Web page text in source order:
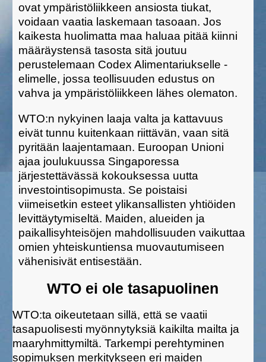
ovat ympäristöliikkeen ansiosta tiukat,
voidaan vaatia laskemaan tasoaan. Jos
kaikesta huolimatta maa haluaa pitää kiinni
määräystensä tasosta sitä joutuu
perustelemaan Codex Alimentariukselle -
elimelle, jossa teollisuuden edustus on
vahva ja ympäristöliikkeen lähes olematon.
WTO:n nykyinen laaja valta ja kattavuus
eivät tunnu kuitenkaan riittävän, vaan sitä
pyritään laajentamaan. Euroopan Unioni
ajaa joulukuussa Singaporessa
järjestettävässä kokouksessa uutta
investointisopimusta. Se poistaisi
viimeisetkin esteet ylikansallisten yhtiöiden
levittäytymiseltä. Maiden, alueiden ja
paikallisyhteisöjen mahdollisuuden vaikuttaa
omien yhteiskuntiensa muovautumiseen
vähenisivät entisestään.
WTO ei ole tasapuolinen
WTO:ta oikeutetaan sillä, että se vaatii
tasapuolisesti myönnytyksiä kaikilta mailta ja
maaryhmittymiltä. Tarkempi perehtyminen
sopimuksen merkitykseen eri maiden